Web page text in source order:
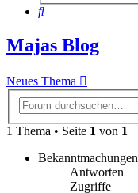
Suche
Majas Blog
Neues Thema
1 Thema • Seite 1 von 1
Bekanntmachungen
Antworten
Zugriffe